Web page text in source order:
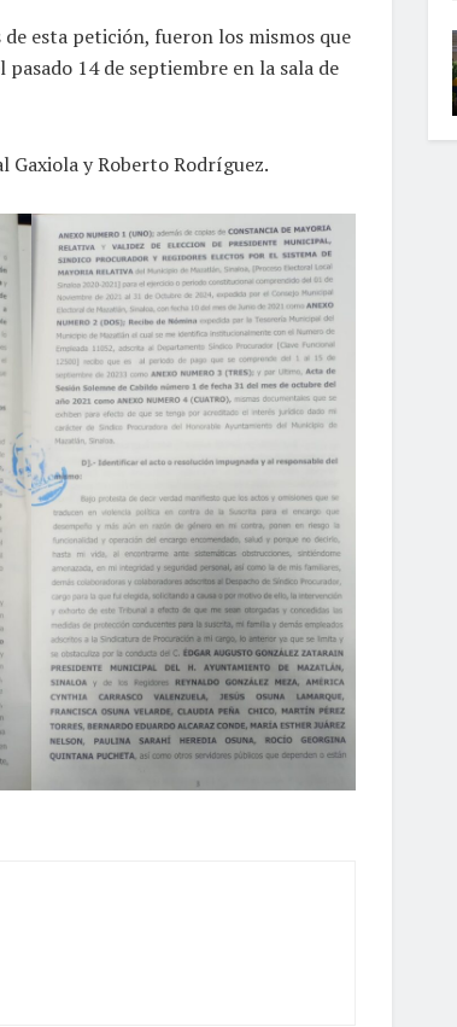
esta petición, fueron los mismos que
14 de septiembre en la sala de
Gaxiola y Roberto Rodríguez.